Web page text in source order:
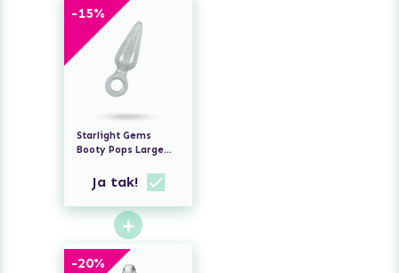
-15%
Starlight Gems
Booty Pops Large
Ja tak!
+
-20%